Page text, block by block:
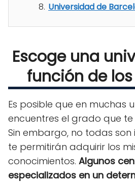
Universidad de
Escoge una
función de
Es posible que en muchas
encuentres el grado que
Sin embargo, no todas
te permitirán adquirir los
conocimientos. Algunos
especializados en un